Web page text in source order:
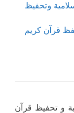
وتحفيظ
قرآن كريم
و تحفيظ قرآن